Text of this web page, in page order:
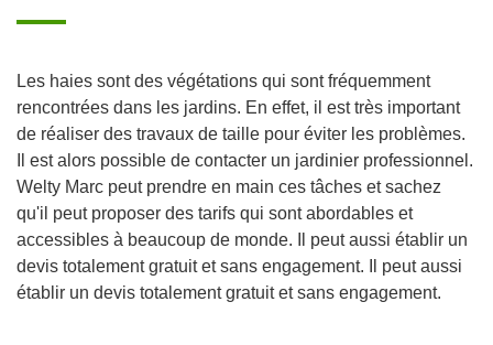
Les haies sont des végétations qui sont fréquemment
rencontrées dans les jardins. En effet, il est très important
de réaliser des travaux de taille pour éviter les problèmes.
Il est alors possible de contacter un jardinier professionnel.
Welty Marc peut prendre en main ces tâches et sachez
qu'il peut proposer des tarifs qui sont abordables et
accessibles à beaucoup de monde. Il peut aussi établir un
devis totalement gratuit et sans engagement. Il peut aussi
établir un devis totalement gratuit et sans engagement.